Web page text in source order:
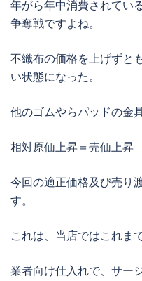
年がら年中消費されて
争奪戦ですよね。
不織布の価格を上げず
い状態になった。
他のゴムやらパッドの金
相対原価上昇＝売価上昇
今回の適正価格及び売り
す。
これは、当店ではこれま
業者向け仕入れで、サー